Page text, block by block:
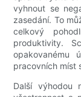
vyhnout se
zasedání. To
celkový
produktivity.
opakovanému
pracovních míst
Další výhodou